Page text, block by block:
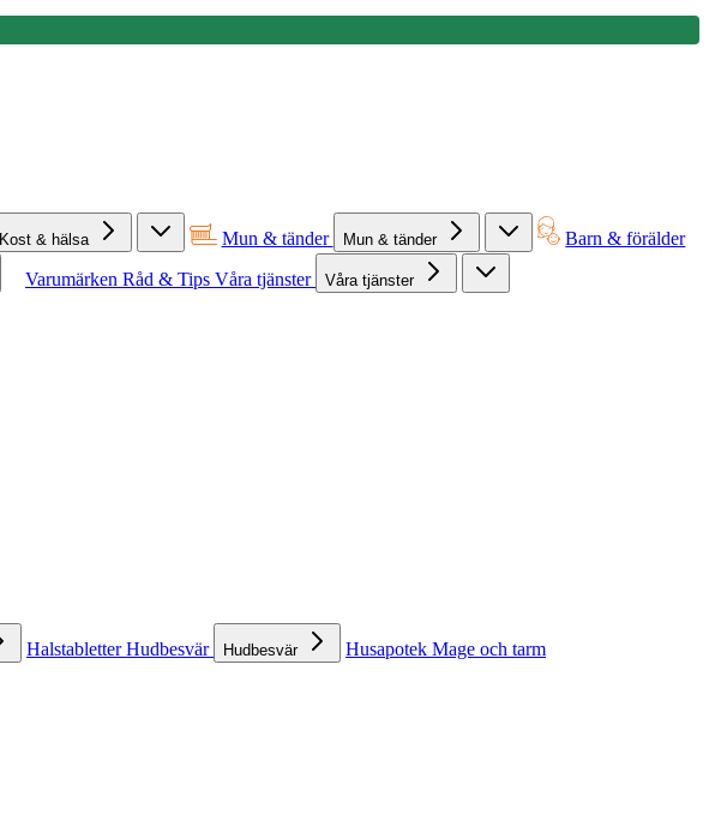
Kost & hälsa Mun & tänder Mun & tänder Barn & förälder
Varumärken Råd & Tips Våra tjänster Våra tjänster
HalstabletterHudbesvär Hudbesvär Husapotek Mage och tarm